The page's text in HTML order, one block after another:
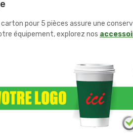
pour 5 pièces assure une
équipement, explorez nos